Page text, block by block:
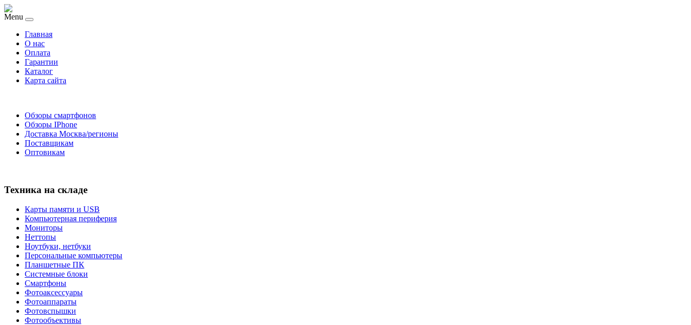
Menu
Главная
O нас
Оплата
Гарантии
Каталог
Карта сайта
Обзоры смартфонов
Обзоры IPhone
Доставка Москва/регионы
Поставщикам
Оптовикам
Техника на складе
Карты памяти и USB
Компьютерная периферия
Мониторы
Неттопы
Ноутбуки, нетбуки
Персональные компьютеры
Планшетные ПК
Системные блоки
Смартфоны
Фотоаксессуары
Фотоаппараты
Фотовспышки
Фотообъективы